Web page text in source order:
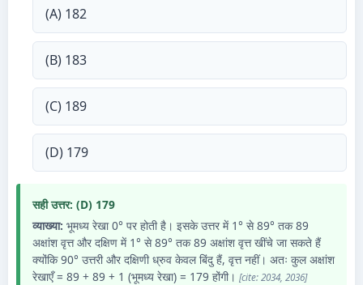
(A) 182
(B) 183
(C) 189
(D) 179
सही उत्तर: (D) 179
व्याख्या: भूमध्य रेखा 0° पर होती है। इसके उत्तर में 1° से 89° तक 89
अक्षांश वृत्त और दक्षिण में 1° से 89° तक 89 अक्षांश वृत्त खींचे जा सकते हैं
क्योंकि 90° उत्तरी और दक्षिणी ध्रुव केवल बिंदु हैं, वृत्त नहीं। अतः कुल अक्षांश
रेखाएँ = 89 + 89 + 1 (भूमध्य रेखा) = 179 होंगी। [cite: 2034, 2036]